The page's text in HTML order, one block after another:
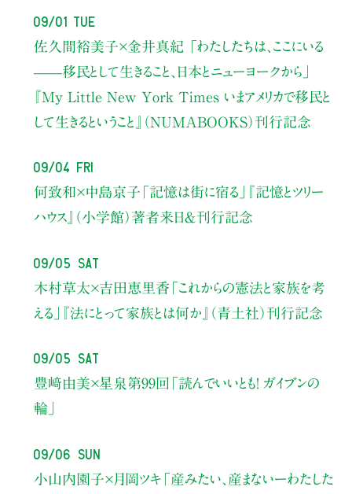
09/01 Tue
佐久間裕美子×金井真紀 「わたしたちは、ここにいる
——移民として生きること、日本とニューヨークから」
『My Little New York Times いまアメリカで移民と
して生きるということ』（NUMABOOKS）刊行記念
09/04 Fri
何致和×中島京子 「記憶は街に宿る」
『記憶とツリー
ハウス』（小学館）著者来日＆刊行記念
09/05 Sat
木村草太×吉田恵里香 「これからの憲法と家族を考
える」
『法にとって家族とは何か』（青土社）刊行記念
09/05 Sat
豊﨑由美×星泉 第99回「読んでいいとも！ ガイブンの
輪」
09/06 Sun
小山内園子×月岡ツキ 「産みたい、産まないーわたした